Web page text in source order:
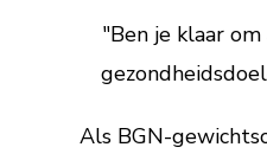
"Ben je klaar
Als BGN-